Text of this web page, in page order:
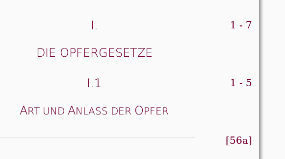
I.
DIE OPFERGESETZE
1 - 7
I.1
ART UND ANLASS DER OPFER
1 - 5
[56a]